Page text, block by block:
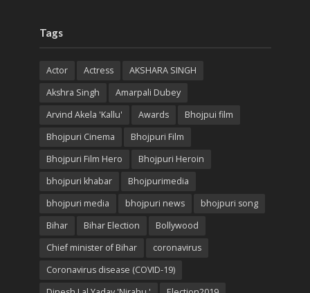
Tags
Actor Actress
AKSHARA SINGH
Akshra Singh
Amarpali Dubey
Arvind Akela 'Kallu'
Awards
Bhojpui film
Bhojpuri Cinema
Bhojpuri Film
Bhojpuri Film Hero
Bhojpuri Heroin
bhojpuri khabar
Bhojpurimedia
bhojpuri media
bhojpuri news
bhojpuri song
Bihar
Bihar Election
Bollywood
Chief minister of Bihar
coronavirus
Coronavirus disease (COVID-19)